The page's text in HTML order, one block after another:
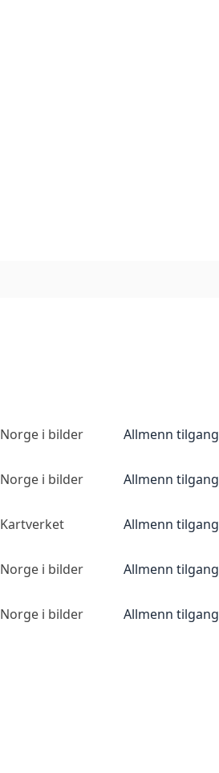
Norge i bilder Allmenn tilgang
Norge i bilder Allmenn tilgang
Kartverket Allmenn tilgang
Norge i bilder Allmenn tilgang
Norge i bilder Allmenn tilgang